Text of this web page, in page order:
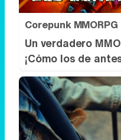
Corepunk MMORPG
Un verdadero
¡Cómo los de